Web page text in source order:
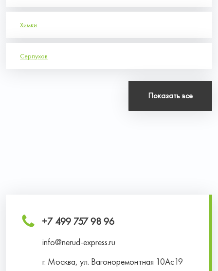
Химки
Серпухов
Показать все
+7 499 757 98 96
info@nerud-express.ru
г. Москва, ул. Вагоноремонтная 10Ас19